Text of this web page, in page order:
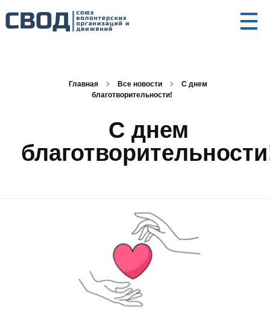
Главная Все новости
С днем
благотворительности!
С днем